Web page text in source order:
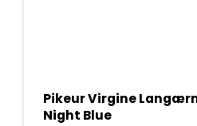
Pikeur Virgine
Night Blue